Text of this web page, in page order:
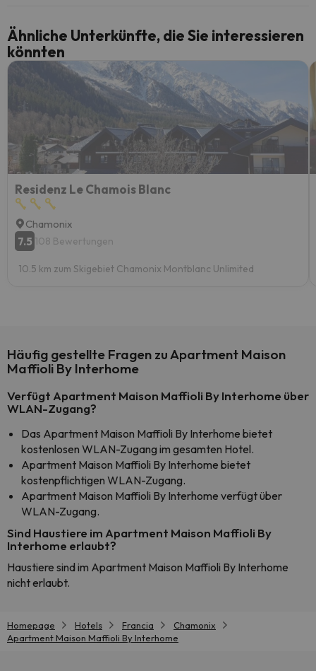
Ähnliche Unterkünfte, die Sie interessieren
könnten
Residenz Le Chamois Blanc
Chamonix
7.5 108 Bewertungen
10.5 km zum Skigebiet Chamonix Montblanc Unlimited
Häufig gestellte Fragen zu Apartment Maison
Maffioli By Interhome
Verfügt Apartment Maison Maffioli By Interhome über
WLAN-Zugang?
Das Apartment Maison Maffioli By Interhome bietet
kostenlosen WLAN-Zugang im gesamten Hotel.
Apartment Maison Maffioli By Interhome bietet
kostenpflichtigen WLAN-Zugang.
Apartment Maison Maffioli By Interhome verfügt über
WLAN-Zugang.
Sind Haustiere im Apartment Maison Maffioli By
Interhome erlaubt?
Haustiere sind im Apartment Maison Maffioli By Interhome
nicht erlaubt.
Homepage Hotels Francia
Chamonix
Apartment Maison Maffioli By Interhome